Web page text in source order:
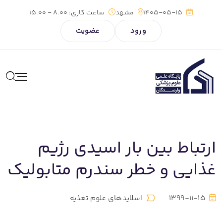
1405-05-15 مشهد ساعت کاری:
ورود عضویت
ارتباط بین بار اسیدی رژیم
غذایی و خطر سندرم متابولیک
1399-11-15 اسلایدهای علوم تغذیه